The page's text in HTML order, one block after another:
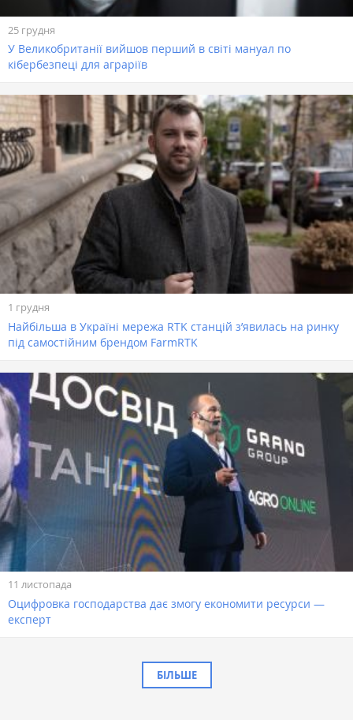
25 грудня
У Великобританії вийшов перший в світі мануал по
кібербезпеці для аграріїв
1 грудня
Найбільша в Україні мережа RTK станцій з’явилась на ринку
під самостійним брендом FarmRTK
11 листопада
Оцифровка господарства дає змогу економити ресурси —
експерт
БІЛЬШЕ